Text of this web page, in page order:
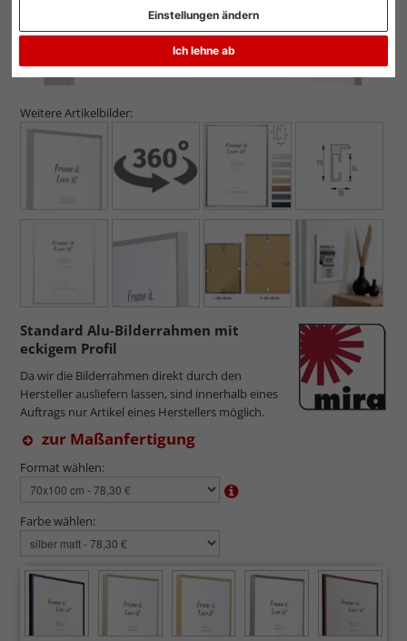
Ich lehne ab
Einstellungen ändern
Weitere Artikelbilder:
Standard Alu-Bilderrahmen mit
eckigem Profil
Da wir die Bilderrahmen direkt durch den
Hersteller ausliefern lassen, sind innerhalb eines
Auftrags nur Artikel eines Herstellers möglich.
zur Maßanfertigung
Format wählen:
Farbe wählen: